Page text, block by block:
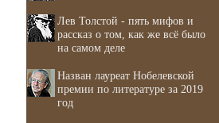
Лев Толстой - пять мифов и
рассказ о том, как же всё было
на самом деле
Назван лауреат Нобелевской
премии по литературе за 2019
год